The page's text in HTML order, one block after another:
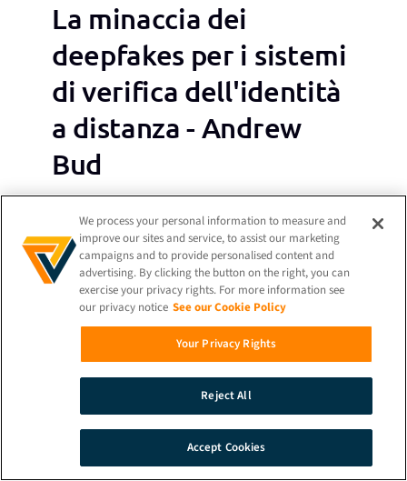
La minaccia dei
deepfakes per i sistemi
di verifica dell'identità
a distanza - Andrew
Bud
Per Saperne Di Più
We process your personal information to measure and
improve our sites and service, to assist our marketing
campaigns and to provide personalised content and
advertising. By clicking the button on the right, you can
exercise your privacy rights. For more information see
our privacy notice See our Cookie Policy
Your Privacy Rights
Reject All
Accept Cookies